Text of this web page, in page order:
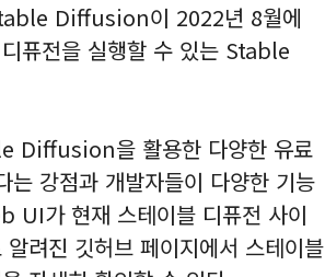
Diffusion이 2022년 8월에
퓨전을 실행할 수 있는 Stable
Diffusion을 활용한 다양한 유료
강점과 개발자들이 다양한 기능
가 현재 스테이블 디퓨전 사이
려진 깃허브 페이지에서 스테이블